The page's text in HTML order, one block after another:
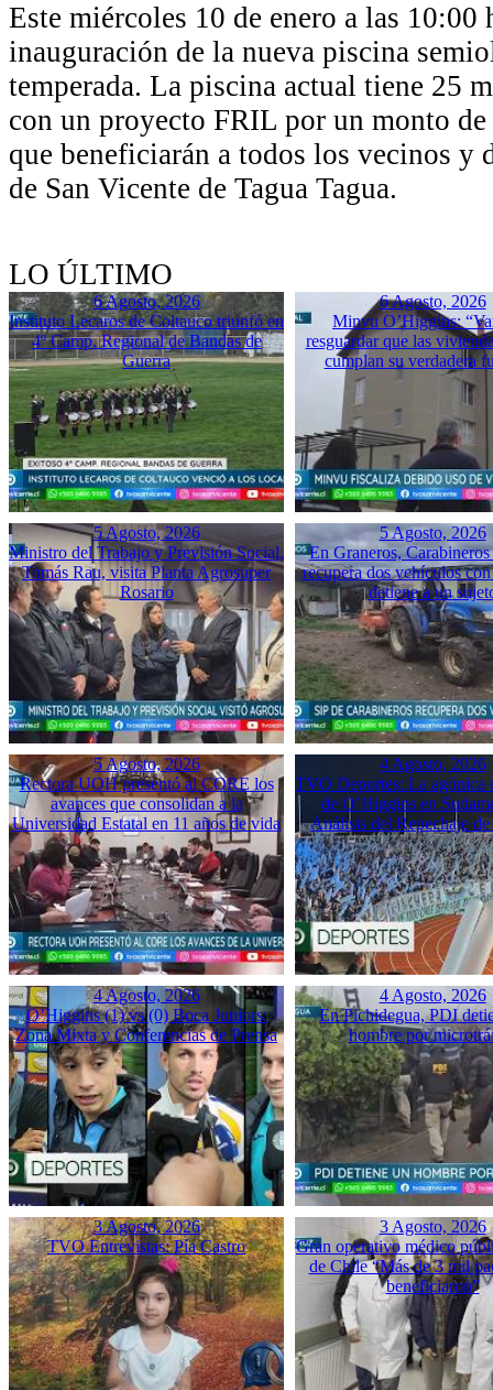
Este miércoles 10 de enero a las 10:00
inauguración de la nueva piscina
temperada. La piscina actual tiene 25
con un proyecto FRIL por un monto
que beneficiarán a todos los vecinos y
de San Vicente de Tagua Tagua.
LO ÚLTIMO
6 Agosto, 2026
Instituto Lecaros de Coltauco triunfó en
4º Camp. Regional de Bandas de
Guerra
6 Agosto, 2026
Minvu O’Higgins:
resguardar que las
cumplan su verdadera
5 Agosto, 2026
Ministro del Trabajo y Previsión Social,
Tomás Rau, visita Planta Agrosuper
Rosario
5 Agosto, 2026
En Graneros,
recupera dos vehículos
detiene a un
5 Agosto, 2026
Rectora UOH presentó al CORE los
avances que consolidan a la
Universidad Estatal en 11 años de vida
4 Agosto, 2026
TVO Deportes: La agónica
de O’Higgins en
Análisis del Repechaje de
4 Agosto, 2026
O’Higgins (1) vs (0) Boca Juniors:
Zona Mixta y Conferencias de Prensa
4 Agosto, 2026
En Pichidegua, PDI
hombre por
3 Agosto, 2026
TVO Entrevistas: Pía Castro
3 Agosto, 2026
Gran operativo médico
de Chile “Más de 3 mil
beneficiaron”